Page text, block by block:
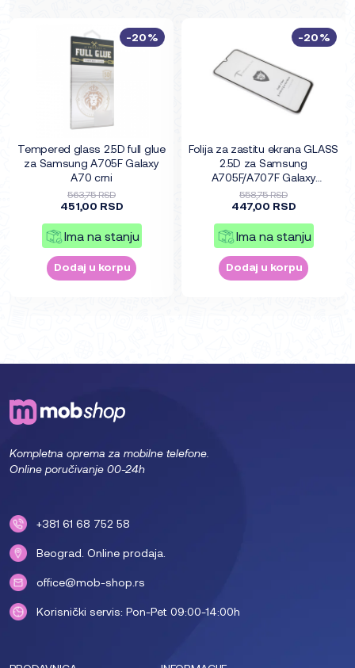
Tempered glass 2.5D full glue
za Samsung A705F Galaxy
A70 crni
563,75 RSD
451,00 RSD
Ima na stanju
Dodaj u korpu
-20%
Folija za zastitu ekrana GLASS
2.5D za Samsung
A705F/A707F Galaxy
A70/A70s crna
558,75 RSD
447,00 RSD
Ima na stanju
Dodaj u korpu
-20%
Kompletna oprema za mobilne telefone.
Online poručivanje 00-24h
+381 61 68 752 58
Beograd. Online prodaja.
office@mob-shop.rs
Korisnički servis: Pon-Pet 09:00-14:00h